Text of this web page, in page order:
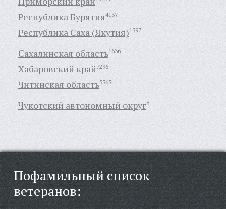
Республика Бурятия4137
Республика Саха (Якутия)1397
Сахалинская область1636
Хабаровский край7296
Читинская область5365
Чукотский автономный округ8
Пофамильный список
ветеранов: